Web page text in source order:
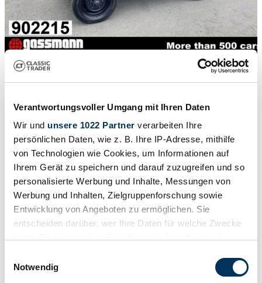
Verantwortungsvoller Umgang mit Ihren Daten
Wir und unsere 1022 Partner verarbeiten Ihre
persönlichen Daten, wie z. B. Ihre IP-Adresse, mithilfe
von Technologien wie Cookies, um Informationen auf
Ihrem Gerät zu speichern und darauf zuzugreifen und so
personalisierte Werbung und Inhalte, Messungen von
Werbung und Inhalten, Zielgruppenforschung sowie
Entwicklung von Angeboten zu ermöglichen. Sie
entscheiden darüber, wer Ihre Daten für welche Zwecke
Trigger Symbol ändern oder widerrufen
Notwendig
/15
1951 | Alfa Romeo 1900 M